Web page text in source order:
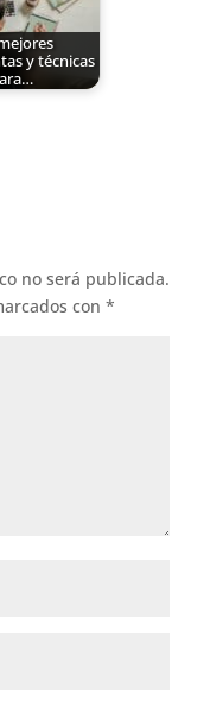
y técnicas
no será publicada.
con *